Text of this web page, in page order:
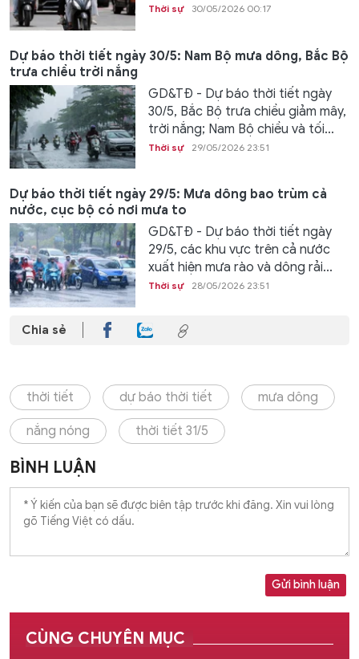
Thời sự 30/05/2026 00:17
Dự báo thời tiết ngày 30/5: Nam Bộ mưa dông, Bắc Bộ
trưa chiều trời nắng
GD&TĐ - Dự báo thời tiết ngày
30/5, Bắc Bộ trưa chiều giảm mây,
trời nắng; Nam Bộ chiều và tối...
Thời sự 29/05/2026 23:51
Dự báo thời tiết ngày 29/5: Mưa dông bao trùm cả
nước, cục bộ có nơi mưa to
GD&TĐ - Dự báo thời tiết ngày
29/5, các khu vực trên cả nước
xuất hiện mưa rào và dông rải...
Thời sự 28/05/2026 23:51
Chia sẻ
thời tiết dự báo thời tiết mưa dông
nắng nóng thời tiết 31/5
BÌNH LUẬN
Gửi bình luận
CÙNG CHUYÊN MỤC